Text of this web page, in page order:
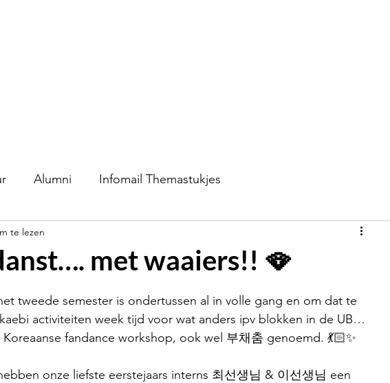
Alumni Infomail Themastukjes
met waaiers!! 🪭
te lezen
tweede semester is ondertussen al in volle gang en om dat te
activiteiten week tijd voor wat anders ipv blokken in de UB…
fandance workshop, ook wel 부채춤 genoemd. 💃🏻✨
onze liefste eerstejaars interns 최선생님 & 이선생님 een